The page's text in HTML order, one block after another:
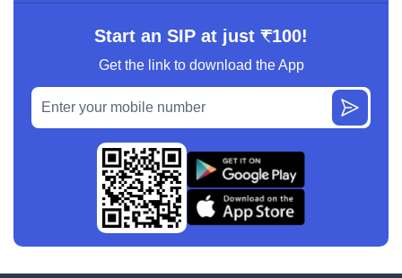
Start an SIP at just ₹100!
Get the link to download the App